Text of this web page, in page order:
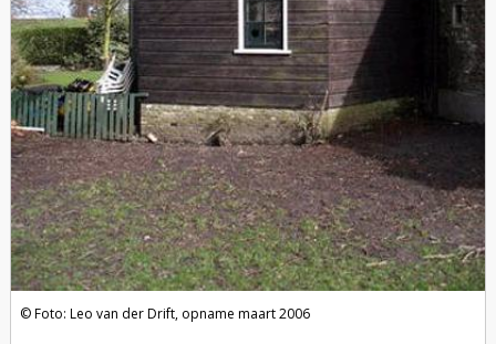
Foto: Leo van der Drift, opname maart 2006